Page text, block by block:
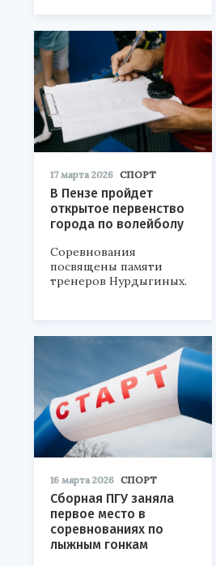
17 марта 2026 СПОРТ
В Пензе пройдет
открытое первенство
города по волейболу
Соревнования
посвящены памяти
тренеров Нурдыгиных.
16 марта 2026 СПОРТ
Сборная ПГУ заняла
первое место в
соревнованиях по
лыжным гонкам